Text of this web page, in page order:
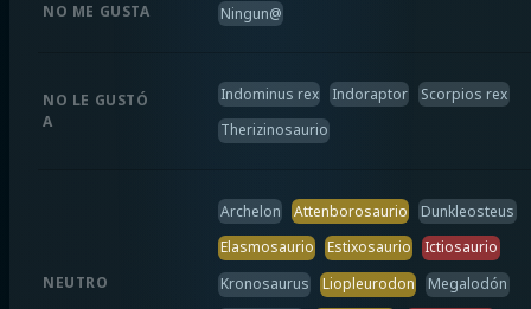
NO ME GUSTA Ningun@
NO LE GUSTÓ
A
Indominus rex Indoraptor
Scorpios rex
Therizinosaurio
NEUTRO
Archelon Attenborosaurio
Dunkleosteus
Elasmosaurio
Estixosaurio
Ictiosaurio
Kronosaurus
Liopleurodon
Megalodón